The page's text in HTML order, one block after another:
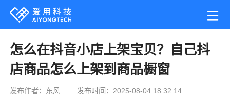
怎么在抖音小店上架宝贝？自己抖
店商品怎么上架到商品橱窗
发布作者：东风 发布时间：2025-08-04 18:32:14